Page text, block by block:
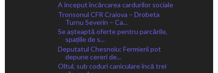
A început încărcarea cardurilor sociale
Tronsonul CFR Craiova – Drobeta
Turnu Severin – Ca...
Se așteaptă oferte pentru parcările,
spațiile de s...
Deputatul Chesnoiu: Fermierii pot
depune cereri de...
Oltul, sub coduri caniculare încă trei